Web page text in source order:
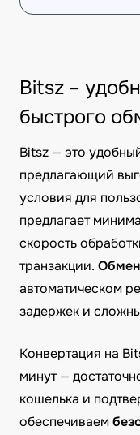
Bitsz –
быстрого
Bitsz — это
предлагающий
условия для
предлагает
скорость
транзакции. Обмен
автоматическом
задержек и
Конвертация на
минут —
кошелька и
обеспечиваем